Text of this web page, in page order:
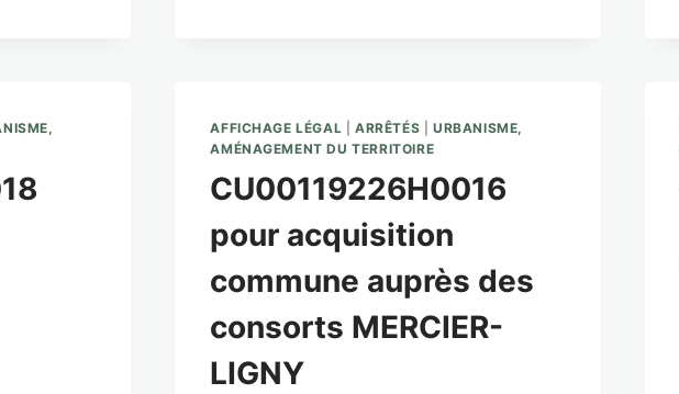
AFFICHAGE LÉGAL |ARRÊTÉS |URBANISME,
AMÉNAGEMENT DU TERRITOIRE
CU00119226H0016
pour acquisition
commune auprès des
consorts MERCIER-
LIGNY